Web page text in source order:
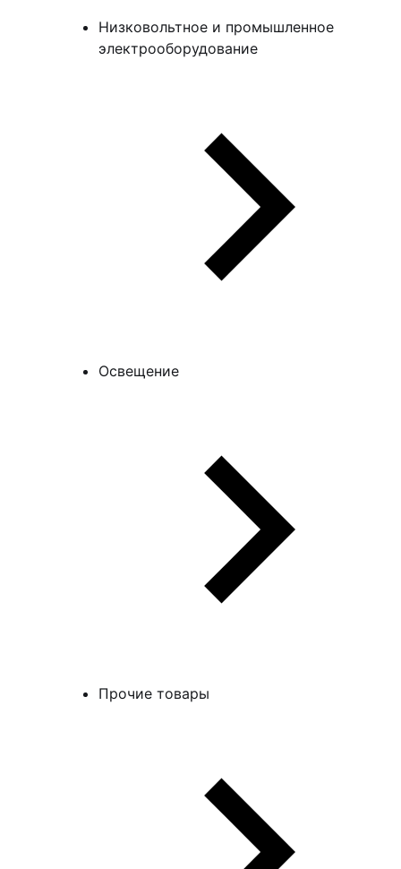
Низковольтное и промышленное
электрооборудование
Освещение
Прочие товары